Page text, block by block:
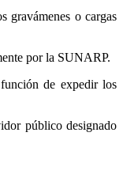
gravámenes o cargas
por la SUNARP.
de expedir los
público designado